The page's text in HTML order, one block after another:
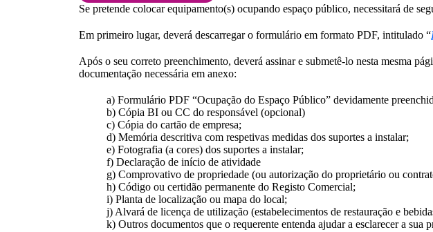
Se pretende colocar equipamento(s) ocupando espaço público, necessitará de
Em primeiro lugar, deverá descarregar o formulário em formato PDF, intitulado “
Após o seu correto preenchimento, deverá assinar e submetê-lo nesta mesma
documentação necessária em anexo:
a) Formulário PDF “Ocupação do Espaço Público” devidamente
b) Cópia BI ou CC do responsável (opcional)
c) Cópia do cartão de empresa;
d) Memória descritiva com respetivas medidas dos suportes a instalar;
e) Fotografia (a cores) dos suportes a instalar;
f) Declaração de início de atividade
g) Comprovativo de propriedade (ou autorização do proprietário ou
h) Código ou certidão permanente do Registo Comercial;
i) Planta de localização ou mapa do local;
j) Alvará de licença de utilização (estabelecimentos de restauração e
k) Outros documentos que o requerente entenda ajudar a esclarecer a sua